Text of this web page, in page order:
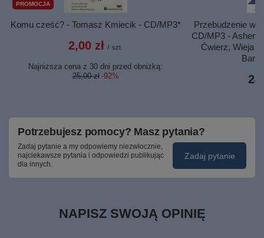
PROMOCJA
Komu cześć? - Tomasz Kmiecik - CD/MP3*
2,00 zł / szt.
Najniższa cena z 30 dni przed obniżką:
25,00 zł -92%
Przebudzenie
CD/MP3 - Asher
Ćwierz, Wieja
Potrzebujesz pomocy? Masz pytania?
Zadaj pytanie a my odpowiemy niezwłocznie,
najciekawsze pytania i odpowiedzi publikując
dla innych.
Zadaj pytanie
NAPISZ SWOJĄ OPINIĘ